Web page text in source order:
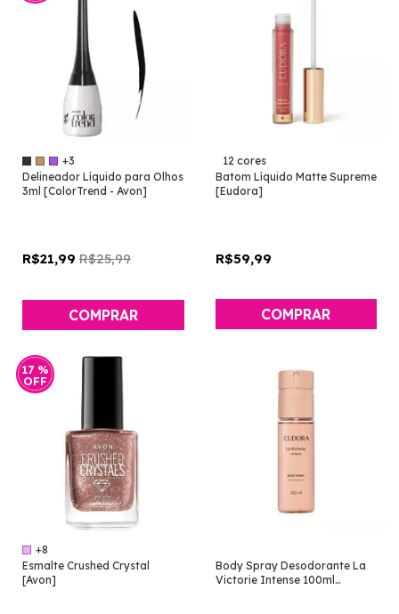
+3
Delineador Líquido para Olhos
3ml [ColorTrend - Avon]
R$21,99 R$25,99
COMPRAR
12 cores
Batom Líquido Matte Supreme
[Eudora]
R$59,99
COMPRAR
17 %
OFF
+8
Esmalte Crushed Crystal
[Avon]
Body Spray Desodorante La
Victorie Intense 100ml